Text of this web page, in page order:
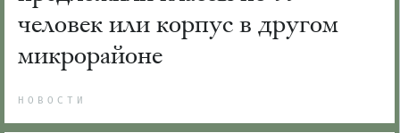
человек или корпус в другом
микрорайоне
НОВОСТИ